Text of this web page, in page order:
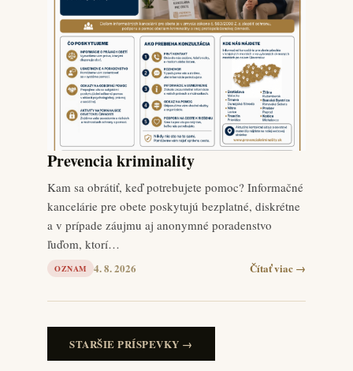
Prevencia kriminality
Kam sa obrátiť, keď potrebujete pomoc? Informačné
kancelárie pre obete poskytujú bezplatné, diskrétne
a v prípade záujmu aj anonymné poradenstvo
ľuďom, ktorí…
OZNAM 4. 8. 2026 Čítať viac →
STARŠIE PRÍSPEVKY →